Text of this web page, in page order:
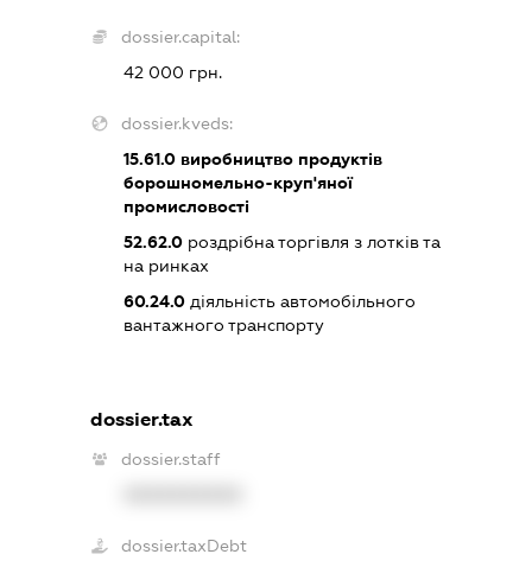
dossier.capital:
42 000 грн.
dossier.kveds:
15.61.0 виробництво продуктів
борошномельно-круп'яної
промисловості
52.62.0 роздрібна торгівля з лотків та
на ринках
60.24.0 діяльність автомобільного
вантажного транспорту
dossier.tax
dossier.staff
dossier.taxDebt